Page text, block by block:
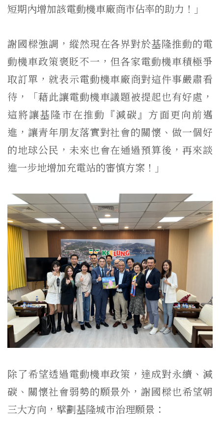
短期內增加該電動機車廠商市佔率的助力！」
謝國樑強調，縱然現在各界對於基隆推動的電
動機車政策褒貶不一，但各家電動機車積極爭
取訂單，就表示電動機車廠商對這件事嚴肅看
待，「藉此讓電動機車議題被提起也有好處，
這將讓基隆市在推動『減碳』方面更向前邁
進，讓青年朋友落實對社會的關懷、做一個好
的地球公民，未來也會在通過預算後，再來談
進一步地增加充電站的審慎方案！」
除了希望透過電動機車政策，達成對永續、減
碳、關懷社會弱勢的願景外，謝國樑也希望朝
三大方向，擘劃基隆城市治理願景：